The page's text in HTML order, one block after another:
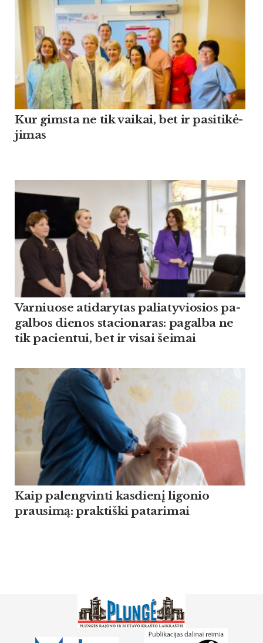
Kur gims­ta ne tik vai­kai, bet ir pa­si­ti­kė­
ji­mas
Var­niuo­se ati­da­ry­tas pa­lia­ty­vio­sios pa­
gal­bos die­nos sta­cio­na­ras: pa­gal­ba ne
tik pa­cien­tui, bet ir vi­sai šei­mai
Kaip palengvinti kasdienį ligonio
prausimą: praktiški patarimai